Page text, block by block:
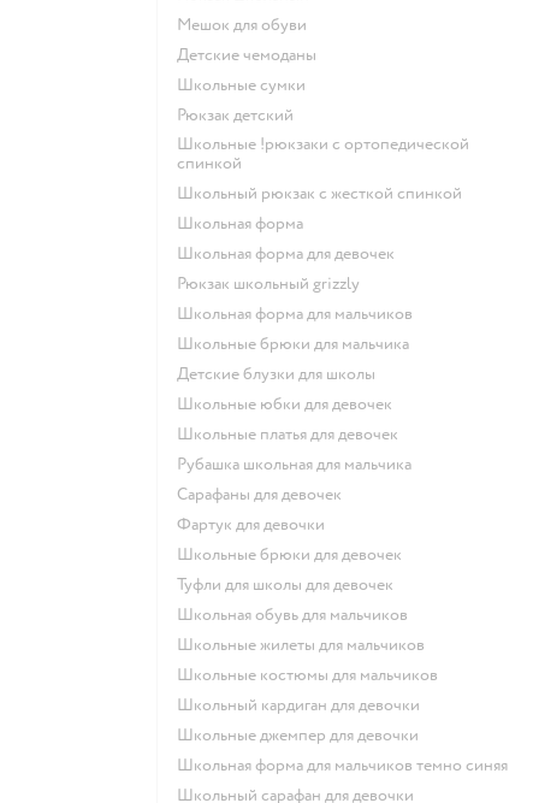
Мешок для обуви
Детские чемоданы
Школьные сумки
Рюкзак детский
Школьные !рюкзаки с ортопедической
спинкой
Школьный рюкзак с жесткой спинкой
Школьная форма
Школьная форма для девочек
Рюкзак школьный grizzly
Школьная форма для мальчиков
Школьные брюки для мальчика
Детские блузки для школы
Школьные юбки для девочек
Школьные платья для девочек
Рубашка школьная для мальчика
Сарафаны для девочек
Фартук для девочки
Школьные брюки для девочек
Туфли для школы для девочек
Школьная обувь для мальчиков
Школьные жилеты для мальчиков
Школьные костюмы для мальчиков
Школьный кардиган для девочки
Школьные джемпер для девочки
Школьная форма для мальчиков темно синяя
Школьный сарафан для девочки